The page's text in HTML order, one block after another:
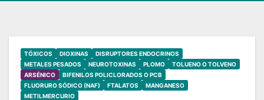
TÓXICOS DIOXINAS
DISRUPTORES ENDOCRINOS
METALES PESADOS
NEUROTOXINAS PLOMO
TOLUENO O TOLVENO
ARSÉNICO
BIFENILOS POLICLORADOS O PCB
FLUORURO SÓDICO (NAF)
FTALATOS
MANGANESO
METILMERCURIO